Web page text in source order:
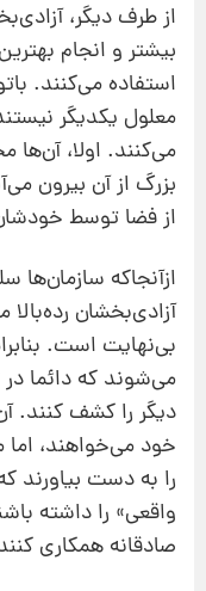
از طرف دیگر،
بیشتر و انجام
استفاده می‌کنند.
معلول یکدیگر
می‌کنند. اولا،‌ آن‌ها
بزرگ از آن بیرون
از فضا توسط
ازآنجاکه سازمان‌ها
آزادی‌بخشان
بی‌نهایت است.
می‌شوند که دائما در
دیگر را کشف کنند.
خود می‌خواهند، اما
را به دست بیاورند
واقعی» را داشته
صادقانه همکاری